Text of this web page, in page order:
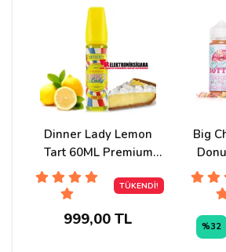
şeker kıvamı güzel damakta hoş bir tat
revengerda gt2 coille kullanıyorum
anlamda hissettiriyor tabi bunda
olmasınında etkisi kesinlikle var diye
daha önce farklı yerlerden aldığım
böyle gerçek tadı yakalayamadım
oldu güvenle aldım sorguladım
Yorum Yapın
Dinner Lady Lemon
Tart 60ML Premium
Likit
TÜKENDİ!
999,00 TL
Big
%32